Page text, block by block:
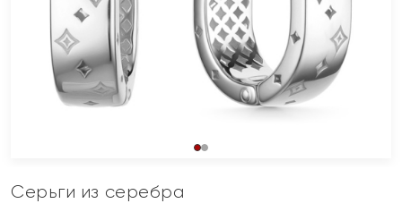
Серьги из серебра